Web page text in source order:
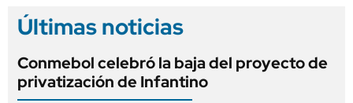
Últimas noticias
Conmebol celebró la baja del proyecto de
privatización de Infantino